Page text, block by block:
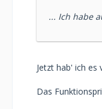
... Ich habe
Jetzt hab' ich es
Das